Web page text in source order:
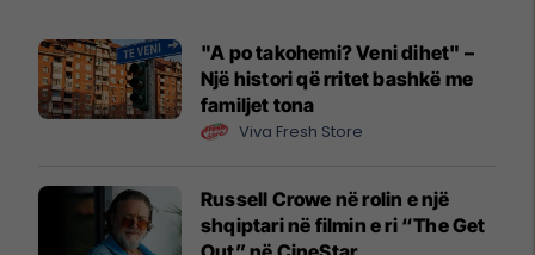
"A po takohemi? Veni dihet" –
Një histori që rritet bashkë me
familjet tona
Viva Fresh Store
Russell Crowe në rolin e një
shqiptari në filmin e ri “The Get